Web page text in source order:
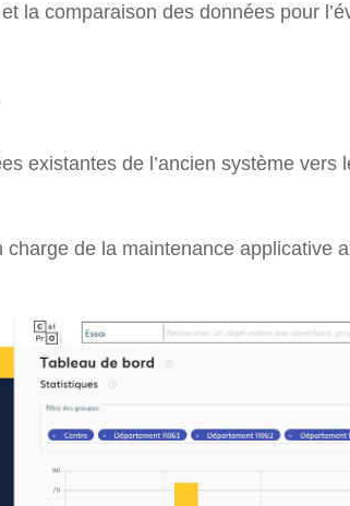
la comparaison des données pour
existantes de l’ancien système
charge de la maintenance applicative